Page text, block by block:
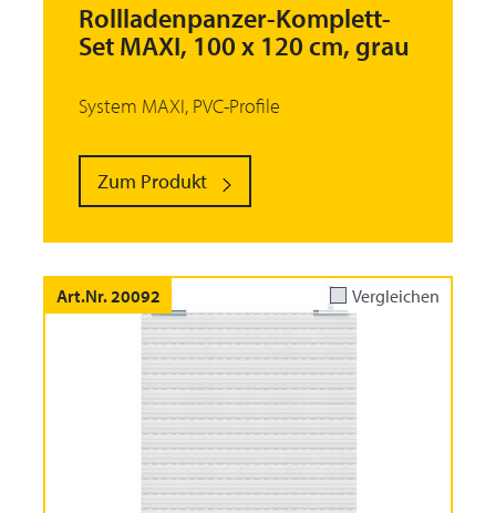
Rollladenpanzer-Komplett-
Set MAXI, 100 x 120 cm, grau
System MAXI, PVC-Profile
Zum Produkt
Art.Nr. 20092 Vergleichen